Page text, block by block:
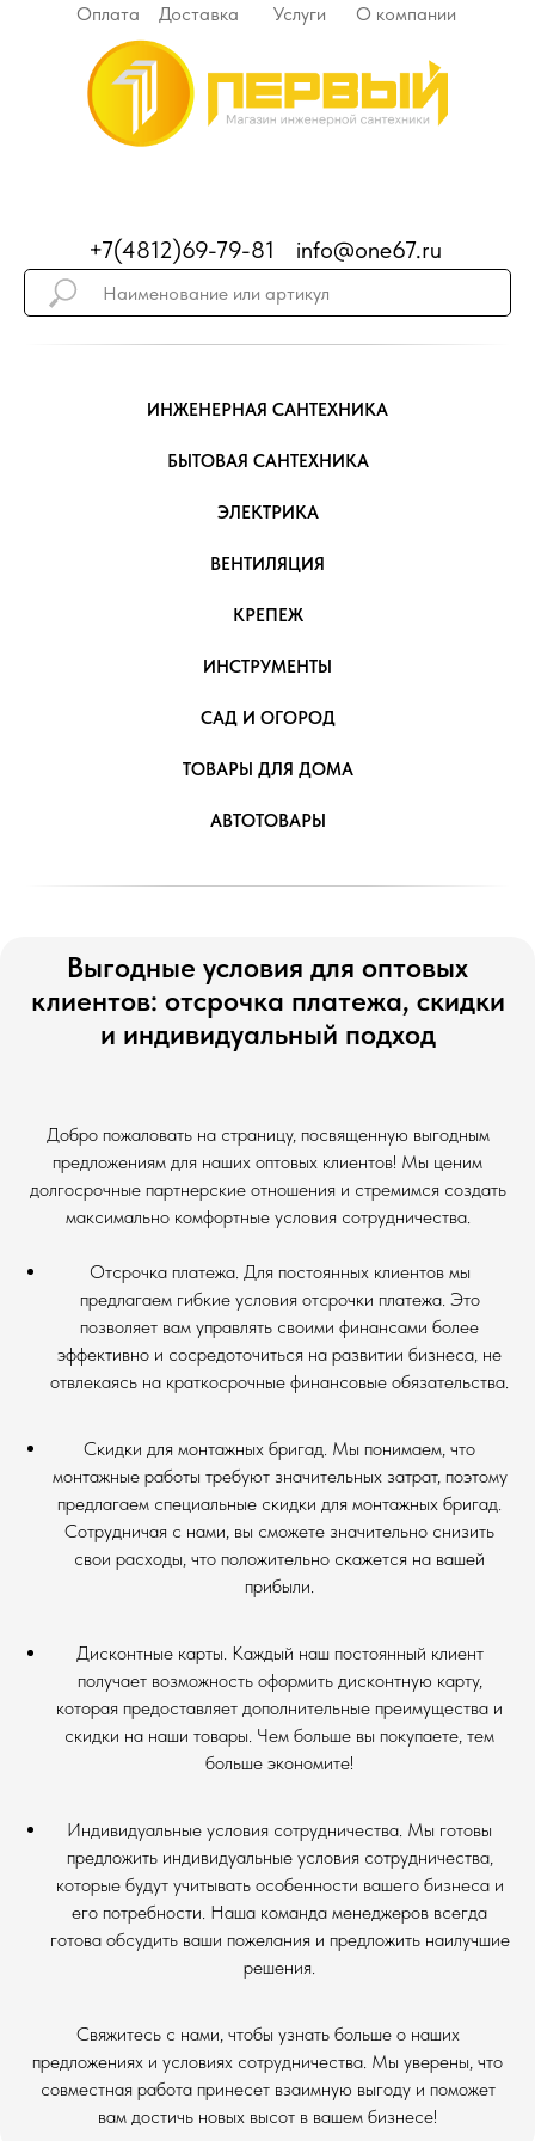
Оплата Доставка Услуги О компании
+7(4812)69-79-81 info@one67.ru
ИНЖЕНЕРНАЯ САНТЕХНИКА
БЫТОВАЯ САНТЕХНИКА
ЭЛЕКТРИКА
ВЕНТИЛЯЦИЯ
КРЕПЕЖ
ИНСТРУМЕНТЫ
САД И ОГОРОД
ТОВАРЫ ДЛЯ ДОМА
АВТОТОВАРЫ
Выгодные условия для оптовых
клиентов: отсрочка платежа, скидки
и индивидуальный подход
Добро пожаловать на страницу, посвященную выгодным
предложениям для наших оптовых клиентов! Мы ценим
долгосрочные партнерские отношения и стремимся создать
максимально комфортные условия сотрудничества.
Отсрочка платежа. Для постоянных клиентов мы
предлагаем гибкие условия отсрочки платежа. Это
позволяет вам управлять своими финансами более
эффективно и сосредоточиться на развитии бизнеса, не
отвлекаясь на краткосрочные финансовые обязательства.
Скидки для монтажных бригад. Мы понимаем, что
монтажные работы требуют значительных затрат, поэтому
предлагаем специальные скидки для монтажных бригад.
Сотрудничая с нами, вы сможете значительно снизить
свои расходы, что положительно скажется на вашей
прибыли.
Дисконтные карты. Каждый наш постоянный клиент
получает возможность оформить дисконтную карту,
которая предоставляет дополнительные преимущества и
скидки на наши товары. Чем больше вы покупаете, тем
больше экономите!
Индивидуальные условия сотрудничества. Мы готовы
предложить индивидуальные условия сотрудничества,
которые будут учитывать особенности вашего бизнеса и
его потребности. Наша команда менеджеров всегда
готова обсудить ваши пожелания и предложить наилучшие
решения.
Свяжитесь с нами, чтобы узнать больше о наших
предложениях и условиях сотрудничества. Мы уверены, что
совместная работа принесет взаимную выгоду и поможет
вам достичь новых высот в вашем бизнесе!